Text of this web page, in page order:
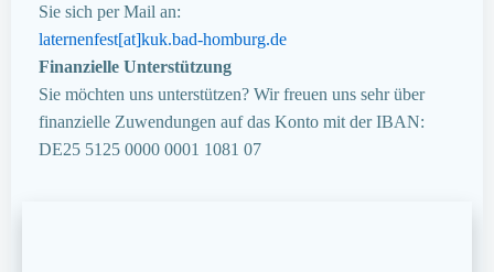
Sie sich per Mail an:
laternenfest[at]kuk.bad-homburg.de
Finanzielle Unterstützung
Sie möchten uns unterstützen? Wir freuen uns sehr über
finanzielle Zuwendungen auf das Konto mit der IBAN:
DE25 5125 0000 0001 1081 07